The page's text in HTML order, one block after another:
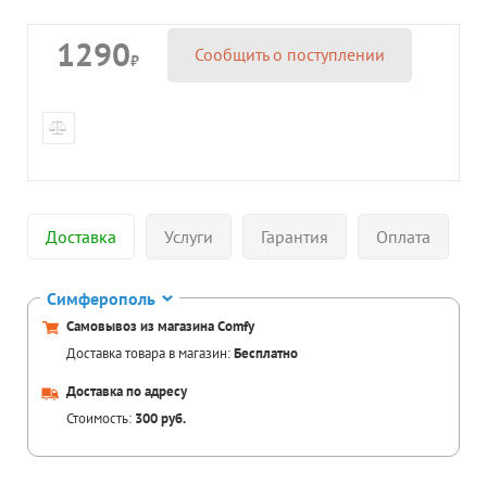
1290₽ Сообщить о поступлении
Доставка Услуги Гарантия Оплата
Симферополь
Самовывоз из магазина Comfy
Доставка товара в магазин:Бесплатно
Доставка по адресу
Стоимость: 300 руб.